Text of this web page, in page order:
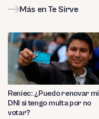
Más en Te Sirve
Reniec: ¿Puedo renovar mi
DNI si tengo multa por no
votar?